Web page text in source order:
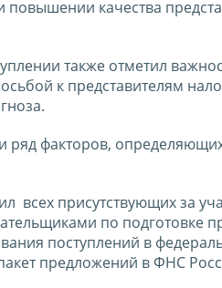
качества
также отметил
к представителям
факторов,
всех присутствующих за
по подготовке
поступлений в
предложений в ФНС